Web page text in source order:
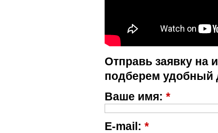
Отправь заявку на
подберем удобный
Ваше имя: *
E-mail: *